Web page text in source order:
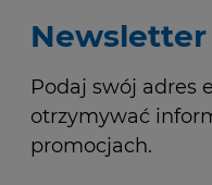
Newsletter
Podaj swój adres
otrzymywać
promocjach.